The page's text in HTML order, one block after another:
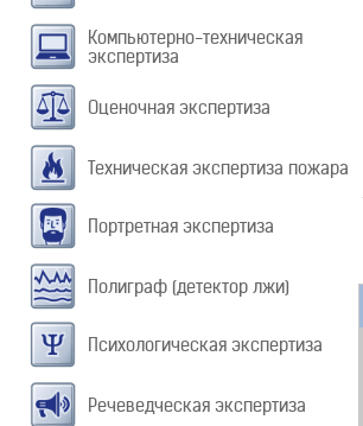
Компьютерно-техническая
экспертиза
Оценочная экспертиза
Техническая экспертиза пожара
Портретная экспертиза
Полиграф (детектор лжи)
Психологическая экспертиза
Речеведческая экспертиза